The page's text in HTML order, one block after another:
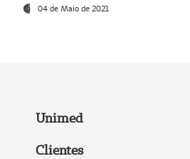
04 de Maio de 2021
Unimed
Clientes